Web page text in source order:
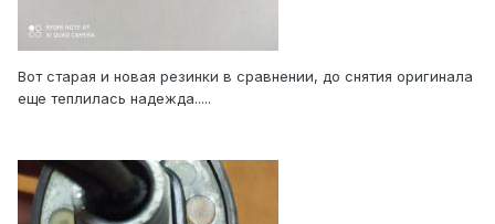
Вот старая и новая резинки в сравнении, до снятия оригинала
еще теплилась надежда.....